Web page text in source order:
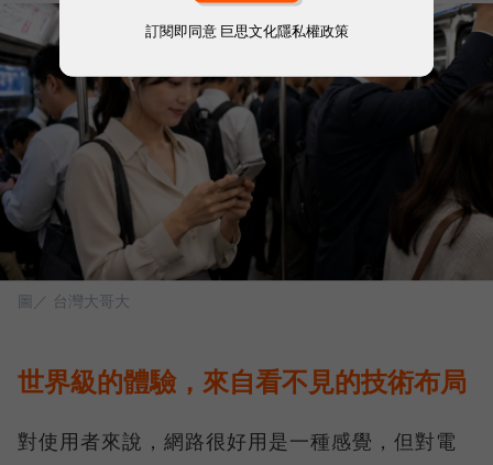
圖／ 台灣大哥大
世界級的體驗，來自看不見的技術布局
對使用者來說，網路很好用是一種感覺，但對電
訂閱即同意 巨思文化隱私權政策